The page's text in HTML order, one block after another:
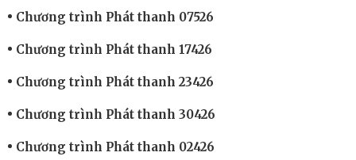
Chương trình Phát thanh 07526
Chương trình Phát thanh 17426
Chương trình Phát thanh 23426
Chương trình Phát thanh 30426
Chương trình Phát thanh 02426